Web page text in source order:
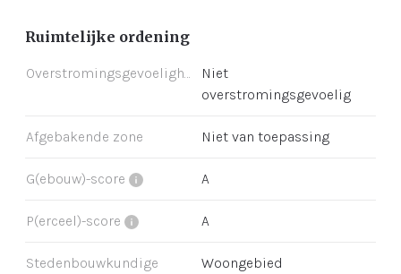
Ruimtelijke ordening
Niet
overstromingsgevoelig
Afgebakende zone Niet van toepassing
G(ebouw)-score A
P(erceel)-score A
Stedenbouwkundige
Woongebied